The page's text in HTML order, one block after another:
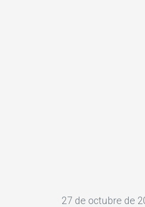
27 de octubre de